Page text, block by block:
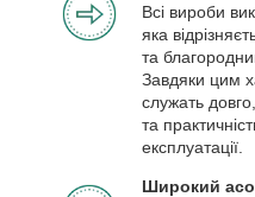
Всі вироби
яка
та
Завдяки цим
служать
та
експлуатації.
Широкий